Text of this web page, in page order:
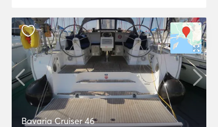
Bavaria Cruiser 46